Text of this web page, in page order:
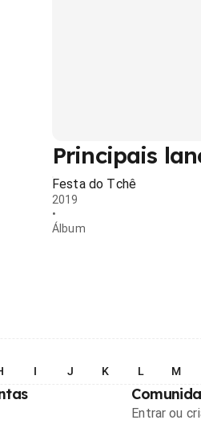
Principais
Festa do Tchê
2019
•
Álbum
I J K L M
Entrar ou